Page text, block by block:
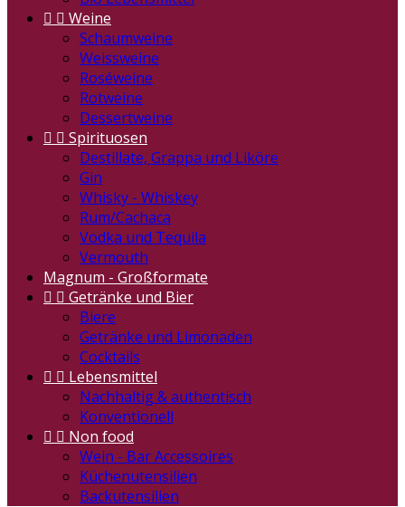
  Weine
Schaumweine
Weissweine
Roséweine
Rotweine
Dessertweine
  Spirituosen
Destillate, Grappa und Liköre
Gin
Whisky - Whiskey
Rum/Cachaca
Vodka und Tequila
Vermouth
Magnum - Großformate
  Getränke und Bier
Biere
Getränke und Limonaden
Cocktails
  Lebensmittel
Nachhaltig & authentisch
Konventionell
  Non food
Wein - Bar Accessoires
Küchenutensilien
Backutensilien